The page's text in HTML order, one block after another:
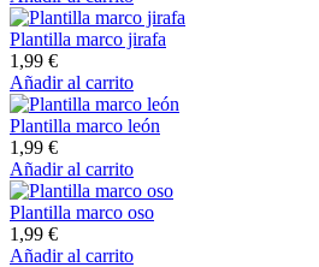
Plantilla marco jirafa
1,99 €
Añadir al carrito
Plantilla marco león
1,99 €
Añadir al carrito
Plantilla marco oso
1,99 €
Añadir al carrito